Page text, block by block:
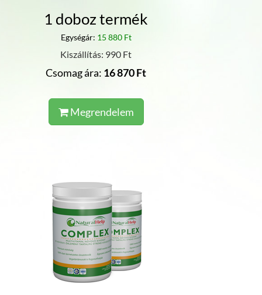
1 doboz termék
Egységár: 15 880 Ft
Kiszállítás: 990 Ft
Csomag ára: 16 870 Ft
Megrendelem